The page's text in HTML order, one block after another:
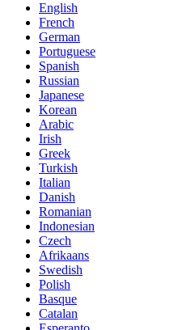
English
French
German
Portuguese
Spanish
Russian
Japanese
Korean
Arabic
Irish
Greek
Turkish
Italian
Danish
Romanian
Indonesian
Czech
Afrikaans
Swedish
Polish
Basque
Catalan